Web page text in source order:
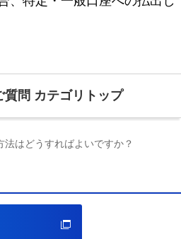
質問 カテゴリトップ
法はどうすればよいですか？